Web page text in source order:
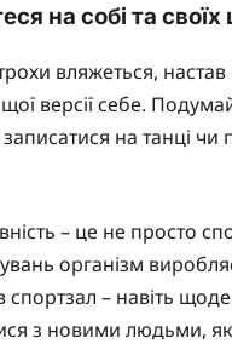
на собі та своїх
вляжеться,
версії себе.
на танці
– це не просто
організм
спортзал – навіть
з новими людьми,